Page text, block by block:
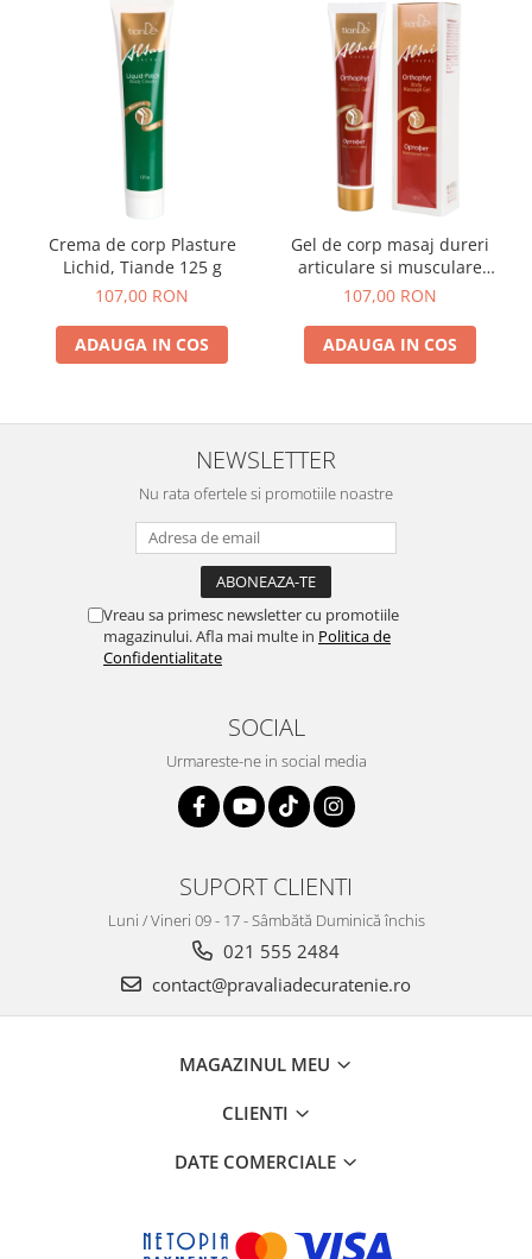
Crema de corp Plasture
Lichid, Tiande 125 g
107,00 RON
ADAUGA IN COS
Gel de corp masaj dureri
articulare si musculare
Orthophyt Tiande 125 ml
107,00 RON
ADAUGA IN COS
NEWSLETTER
Nu rata ofertele si promotiile noastre
Vreau sa primesc newsletter cu promotiile
magazinului. Afla mai multe in Politica de
Confidentialitate
SOCIAL
Urmareste-ne in social media
SUPORT CLIENTI
Luni / Vineri 09 - 17 - Sâmbătă Duminică închis
021 555 2484
contact@pravaliadecuratenie.ro
MAGAZINUL MEU
CLIENTI
DATE COMERCIALE